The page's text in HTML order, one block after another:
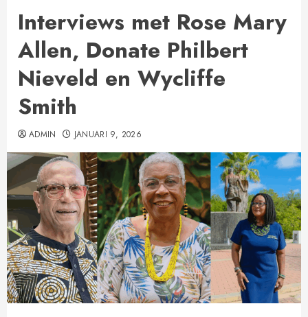
Interviews met Rose Mary
Allen, Donate Philbert
Nieveld en Wycliffe
Smith
ADMIN JANUARI 9, 2026